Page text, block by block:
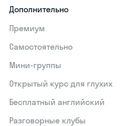
Дополнительно
Премиум
Самостоятельно
Мини-группы
Открытый курс для глухих
Бесплатный английский
Разговорные клубы